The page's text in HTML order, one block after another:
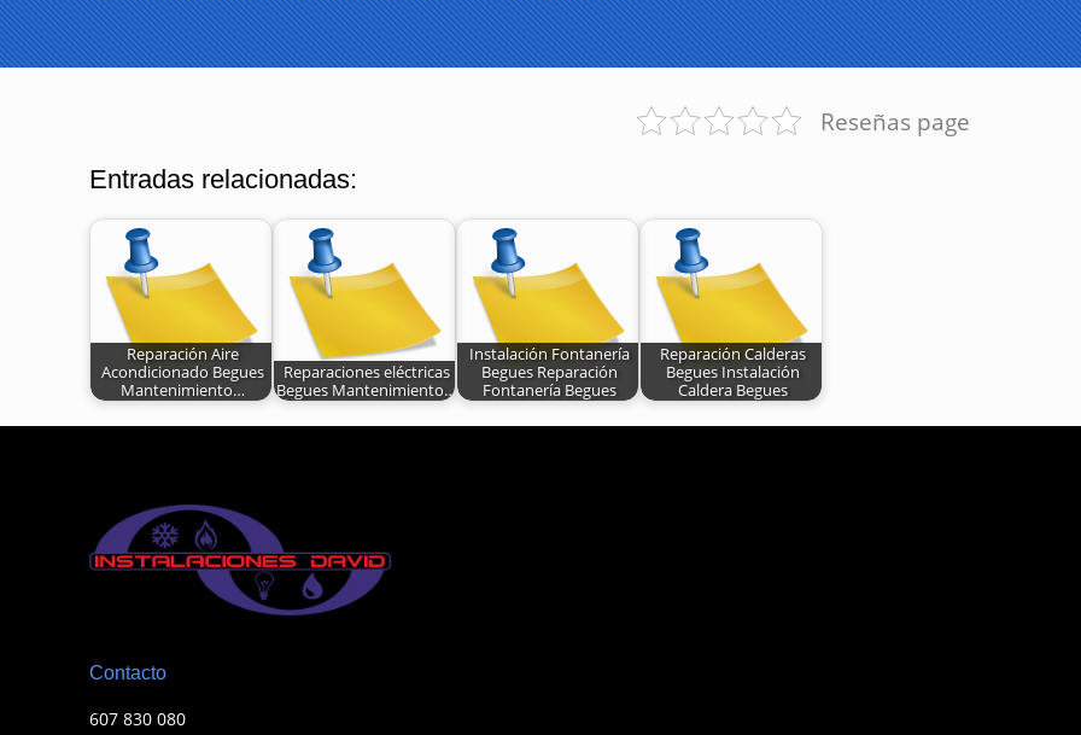
Reseñas page
Entradas relacionadas:
Reparación Aire
Acondicionado Begues
Mantenimiento…
Reparaciones eléctricas
Begues Mantenimiento…
Instalación Fontanería
Begues Reparación
Fontanería Begues
Reparación Calderas
Begues Instalación
Caldera Begues
Contacto
607 830 080